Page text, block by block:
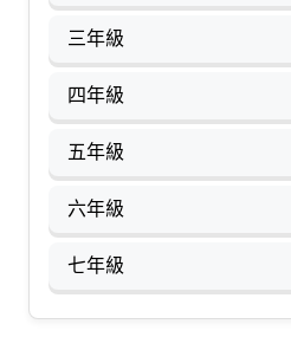
三年級
四年級
五年級
六年級
七年級